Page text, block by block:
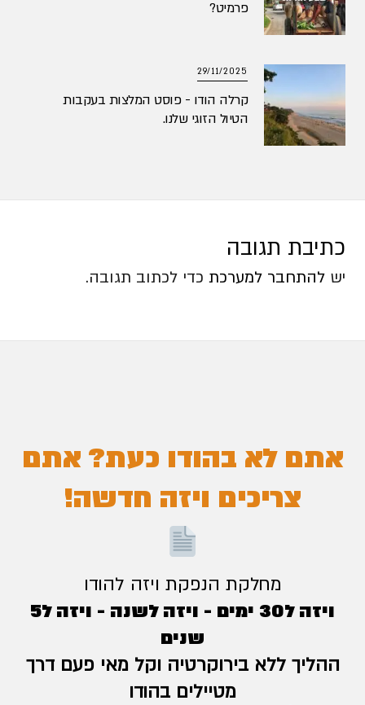
פרמיט?
29/11/2025
קרלה הודו - פוסט המלצות בעקבות
הטיול הזוגי שלנו.
כתיבת תגובה
יש להתחבר למערכת כדי לכתוב תגובה.
אתם לא בהודו כעת? אתם
צריכים ויזה חדשה!
מחלקת הנפקת ויזה להודו
ויזה ל30 ימים - ויזה לשנה - ויזה ל5
שנים
ההליך ללא בירוקרטיה וקל מאי פעם דרך
מטיילים בהודו